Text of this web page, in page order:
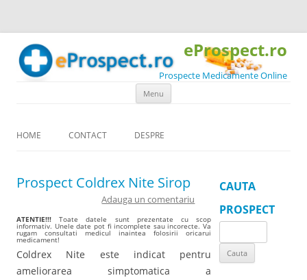
eProspect.ro
Prospecte Medicamente Online
Menu
HOME CONTACT DESPRE
Prospect Coldrex Nite Sirop
Adauga un comentariu
ATENTIE!!! Toate datele sunt prezentate cu scop
informativ. Unele date pot fi incomplete sau incorecte. Va
rugam consultati medicul inaintea folosirii oricarui
medicament!
Coldrex Nite este indicat pentru
ameliorarea simptomatica a
CAUTA
PROSPECT
for: